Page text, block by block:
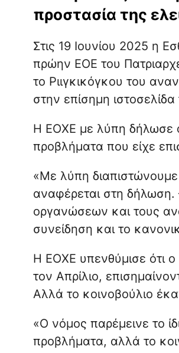
προστασία της
Στις 19 Ιουνίου 2025 η
πρώην ΕΟΕ του
το Ριιγκικόγκου του
στην επίσημη
Η ΕΟΧΕ με λύπη δήλωσε
προβλήματα που είχε
«Με λύπη
αναφέρεται στη
οργανώσεων και τους
συνείδηση και το
Η ΕΟΧΕ υπενθύμισε ότι
τον Απρίλιο,
Αλλά το κοινοβούλιο
«Ο νόμος παρέμεινε το
προβλήματα, αλλά το